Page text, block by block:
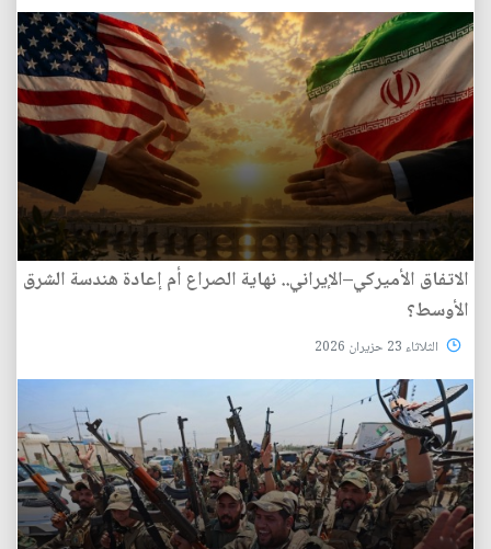
الاتفاق الأميركي–الإيراني.. نهاية الصراع أم إعادة هندسة الشرق
الأوسط؟
الثلاثاء 23 حزيران 2026